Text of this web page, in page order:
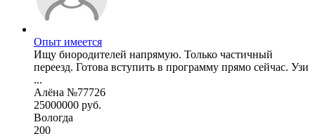
Опыт имеется
Ищу биородителей напрямую. Только частичный
переезд. Готова вступить в программу прямо сейчас. Узи
...
Алёна №77726
25000000 руб.
Вологда
200